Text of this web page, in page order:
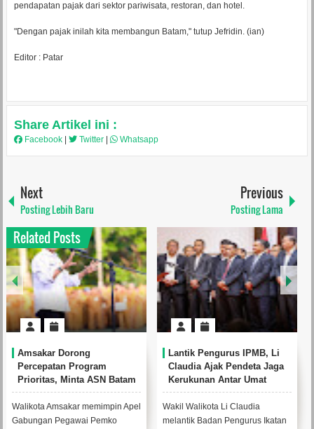
pendapatan pajak dari sektor pariwisata, restoran, dan hotel.
"Dengan pajak inilah kita membangun Batam," tutup Jefridin. (ian)
Editor : Patar
Share Artikel ini :
Facebook Twitter Whatsapp
Next
Posting Lebih Baru
Previous
Posting Lama
Related Posts
Amsakar Dorong
Percepatan Program
Prioritas, Minta ASN Batam
Lebih Responsif Layani
Masyarakat
Walikota Amsakar memimpin Apel
Gabungan Pegawai Pemko
Lantik Pengurus IPMB, Li
Claudia Ajak Pendeta Jaga
Kerukunan Antar Umat
Beragama
Wakil Walikota Li Claudia
melantik Badan Pengurus Ikatan